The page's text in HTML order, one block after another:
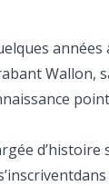
années
Wallon,
d’histoire